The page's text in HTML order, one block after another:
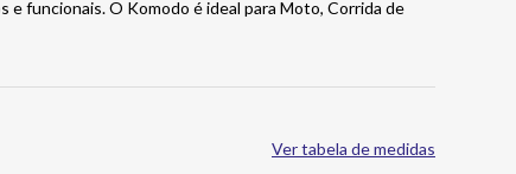
funcionais. O Komodo é ideal para Moto, Corrida de
Ver tabela de medidas